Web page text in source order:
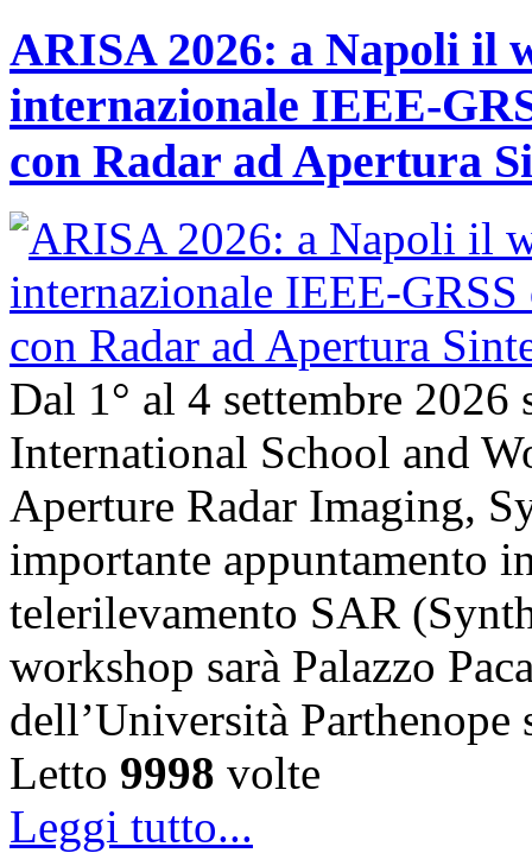
ARISA 2026: a Napoli il
internazionale IEEE-
con Radar ad Apertura
Dal 1° al 4 settembre
International School and
Aperture Radar Imaging,
importante appuntamento
telerilevamento SAR
workshop sarà Palazzo
dell’Università
Letto 9998 volte
Leggi tutto...